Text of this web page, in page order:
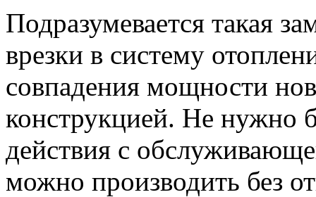
Подразумевается такая
врезки в систему
совпадения мощности
конструкцией. Не нужно
действия с
можно производить без